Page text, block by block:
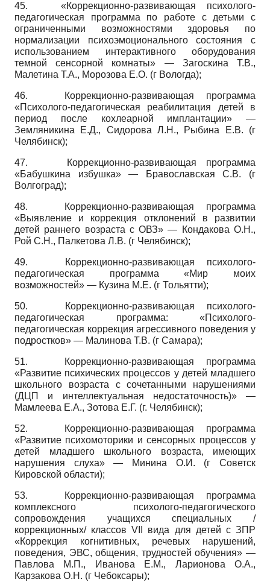
45. «Коррекционно-развивающая психолого-
педагогическая программа по работе с детьми с
ограниченными возможностями здоровья по
нормализации психоэмоционального состояния с
использованием интерактивного оборудования
темной сенсорной комнаты» — Загоскина Т.В.,
Малетина Т.А., Морозова Е.О. (г Вологда);
46.
Коррекционно-развивающая программа
«Психолого-педагогическая реабилитация детей в
период после кохлеарной имплантации» —
Земляникина Е.Д., Сидорова Л.Н., Рыбина Е.В. (г
Челябинск);
47.
Коррекционно-развивающая программа
«Бабушкина избушка» — Бравославская С.В. (г
Волгоград);
48.
Коррекционно-развивающая программа
«Выявление и коррекция отклонений в развитии
детей раннего возраста с ОВЗ» — Кондакова О.Н.,
Рой С.Н., Палкетова Л.В. (г Челябинск);
49.
Коррекционно-развивающая психолого-
педагогическая программа «Мир моих
возможностей» — Кузина М.Е. (г Тольятти);
50.
Коррекционно-развивающая психолого-
педагогическая программа: «Психолого-
педагогическая коррекция агрессивного поведения у
подростков» — Малинова Т.В. (г Самара);
51.
Коррекционно-развивающая программа
«Развитие психических процессов у детей младшего
школьного возраста с сочетанными нарушениями
(ДЦП и интеллектуальная недостаточность)» —
Мамлеева Е.А., Зотова Е.Г. (г. Челябинск);
52.
Коррекционно-развивающая программа
«Развитие психомоторики и сенсорных процессов у
детей младшего школьного возраста, имеющих
нарушения слуха» — Минина О.И. (г Советск
Кировской области);
53.
Коррекционно-развивающая программа
комплексного психолого-педагогического
сопровождения учащихся специальных /
коррекционных/ классов VII вида для детей с ЗПР
«Коррекция когнитивных, речевых нарушений,
поведения, ЭВС, общения, трудностей обучения» —
Павлова М.П., Иванова Е.М., Ларионова О.А.,
Карзакова О.Н. (г Чебоксары);